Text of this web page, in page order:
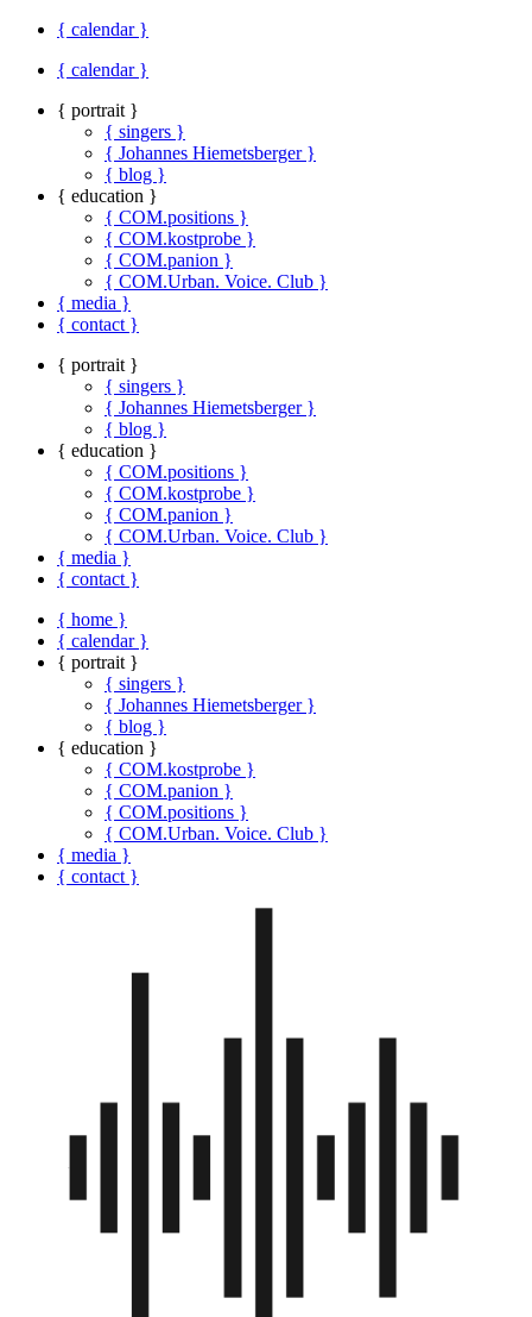
{ calendar }
{ calendar }
{ portrait }
{ singers }
{ Johannes Hiemetsberger }
{ blog }
{ education }
{ COM.positions }
{ COM.kostprobe }
{ COM.panion }
{ COM.Urban. Voice. Club }
{ media }
{ contact }
{ portrait }
{ singers }
{ Johannes Hiemetsberger }
{ blog }
{ education }
{ COM.positions }
{ COM.kostprobe }
{ COM.panion }
{ COM.Urban. Voice. Club }
{ media }
{ contact }
{ home }
{ calendar }
{ portrait }
{ singers }
{ Johannes Hiemetsberger }
{ blog }
{ education }
{ COM.kostprobe }
{ COM.panion }
{ COM.positions }
{ COM.Urban. Voice. Club }
{ media }
{ contact }